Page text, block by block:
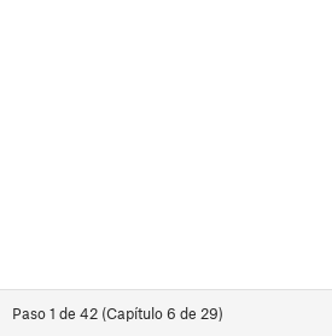
Paso1 de 42 (Capítulo6 de 29)